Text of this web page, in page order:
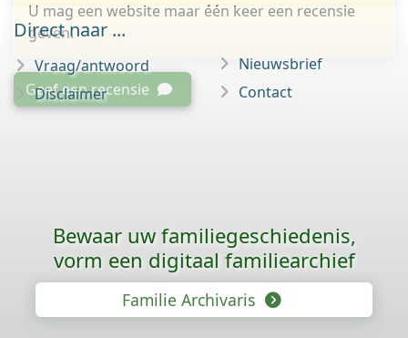
U mag een website maar één keer een recensie
geven.
Geef een recensie
Direct naar ...
Vraag/antwoord
Disclaimer
Nieuwsbrief
Contact
Bewaar uw familie­geschiedenis,
vorm een digitaal familiearchief
Familie Archivaris